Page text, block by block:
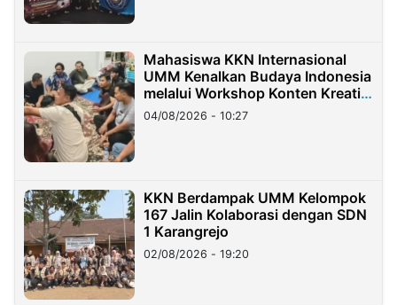
Mahasiswa KKN Internasional
UMM Kenalkan Budaya Indonesia
melalui Workshop Konten Kreatif
di Taiwan
04/08/2026 - 10:27
KKN Berdampak UMM Kelompok
167 Jalin Kolaborasi dengan SDN
1 Karangrejo
02/08/2026 - 19:20